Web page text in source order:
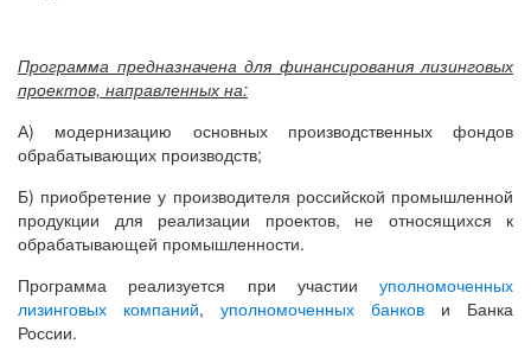
Программа предназначена для финансирования лизинговых
проектов, направленных на:
А) модернизацию основных производственных фондов
обрабатывающих производств;
Б) приобретение у производителя российской промышленной
продукции для реализации проектов, не относящихся к
обрабатывающей промышленности.
Программа реализуется при участии уполномоченных
лизинговых компаний, уполномоченных банков и Банка
России.